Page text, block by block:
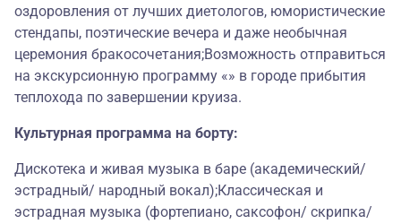
оздоровления от лучших диетологов, юмористические
стендапы, поэтические вечера и даже необычная
церемония бракосочетания;Возможность отправиться
на экскурсионную программу «» в городе прибытия
теплохода по завершении круиза.
Культурная программа на борту:
Дискотека и живая музыка в баре (академический/
эстрадный/ народный вокал);Классическая и
эстрадная музыка (фортепиано, саксофон/ скрипка/